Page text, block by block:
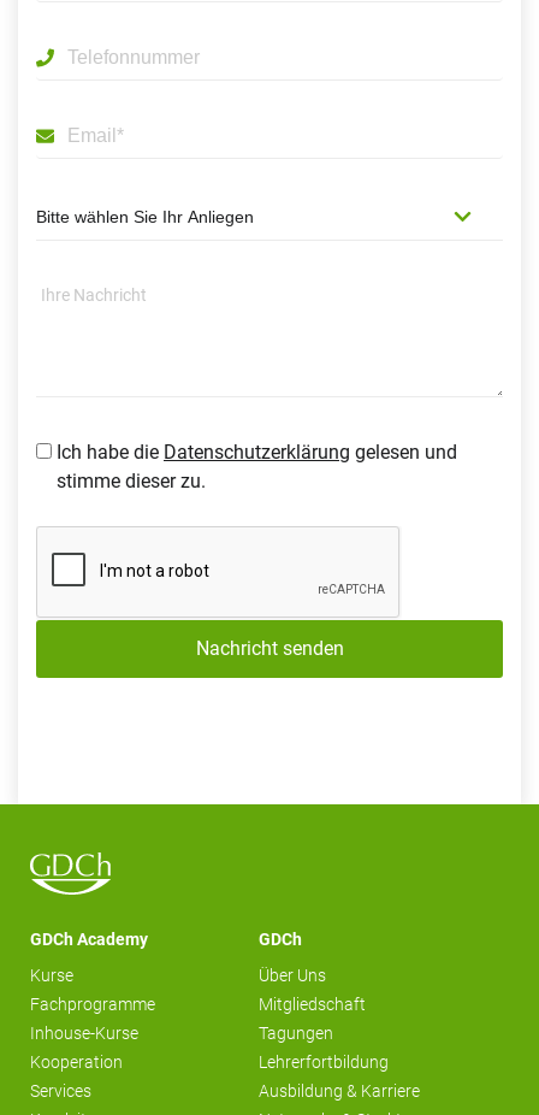
Ich habe die Datenschutzerklärung gelesen und
stimme dieser zu.
Nachricht senden
GDCh Academy
Kurse
Fachprogramme
Inhouse-Kurse
Kooperation
Services
GDCh
Über Uns
Mitgliedschaft
Tagungen
Lehrerfortbildung
Ausbildung & Karriere